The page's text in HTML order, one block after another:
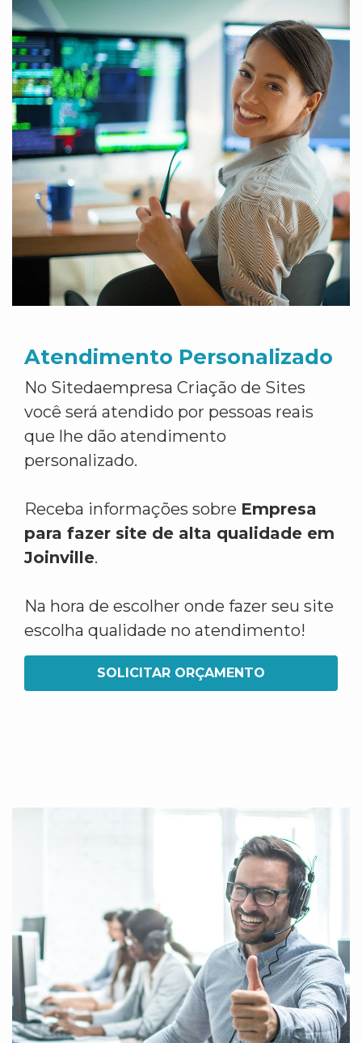
Atendimento Personalizado
No Sitedaempresa Criação de Sites
você será atendido por pessoas reais
que lhe dão atendimento
personalizado.
Receba informações sobre Empresa
para fazer site de alta qualidade em
Joinville.
Na hora de escolher onde fazer seu site
escolha qualidade no atendimento!
SOLICITAR ORÇAMENTO